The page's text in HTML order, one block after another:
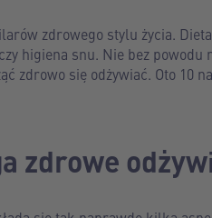
zdrowego stylu życia.
higiena snu. Nie bez
zdrowo się odżywiać. Oto 10
zdrowe